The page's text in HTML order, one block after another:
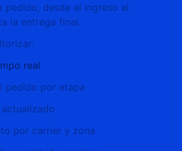
pedido, desde el ingreso al
la entrega final.
real
pedido por etapa
por carrier y zona